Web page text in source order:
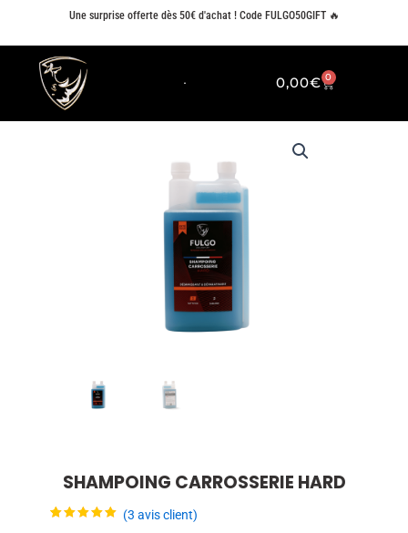
Une surprise offerte dès 50€ d'achat ! Code FULGO50GIFT 🔥
0,00€ 0
PANIER
SHAMPOING CARROSSERIE HARD
(3 avis client)